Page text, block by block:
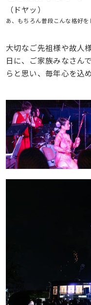
（ドヤッ）
あ、もちろん普段こんな格好
大切なご先祖様や故人
日に、ご家族みなさん
らと思い、毎年心を込